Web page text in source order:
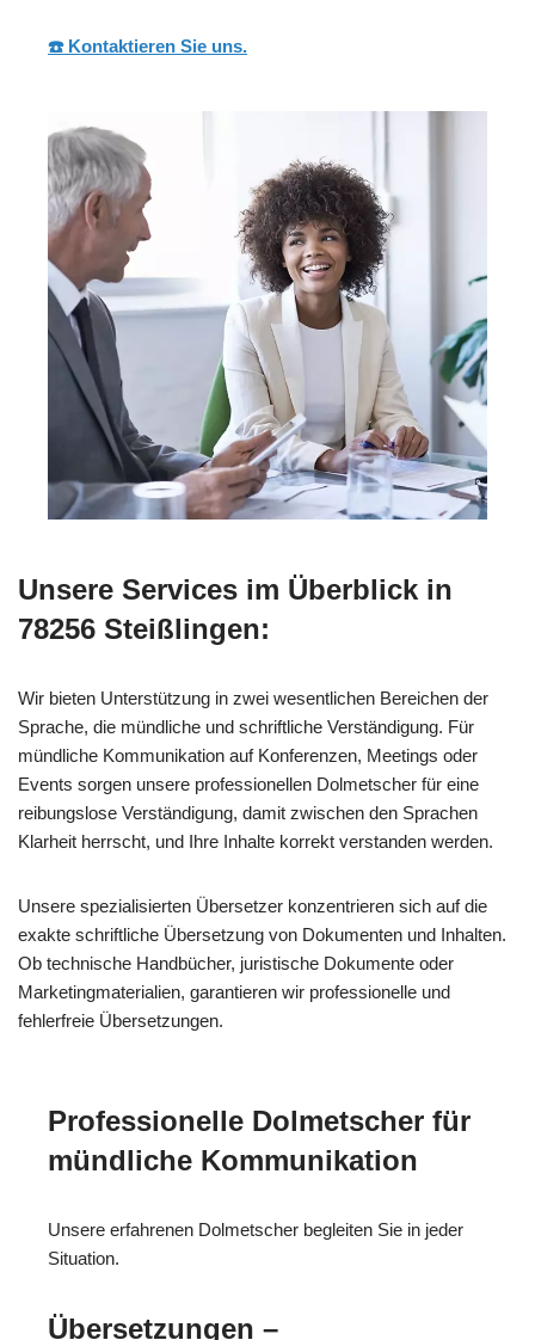
☎️ Kontaktieren Sie uns.
Unsere Services im Überblick in
78256 Steißlingen:
Wir bieten Unterstützung in zwei wesentlichen Bereichen der
Sprache, die mündliche und schriftliche Verständigung. Für
mündliche Kommunikation auf Konferenzen, Meetings oder
Events sorgen unsere professionellen Dolmetscher für eine
reibungslose Verständigung, damit zwischen den Sprachen
Klarheit herrscht, und Ihre Inhalte korrekt verstanden werden.
Unsere spezialisierten Übersetzer konzentrieren sich auf die
exakte schriftliche Übersetzung von Dokumenten und Inhalten.
Ob technische Handbücher, juristische Dokumente oder
Marketingmaterialien, garantieren wir professionelle und
fehlerfreie Übersetzungen.
Professionelle Dolmetscher für
mündliche Kommunikation
Unsere erfahrenen Dolmetscher begleiten Sie in jeder
Situation.
Übersetzungen –